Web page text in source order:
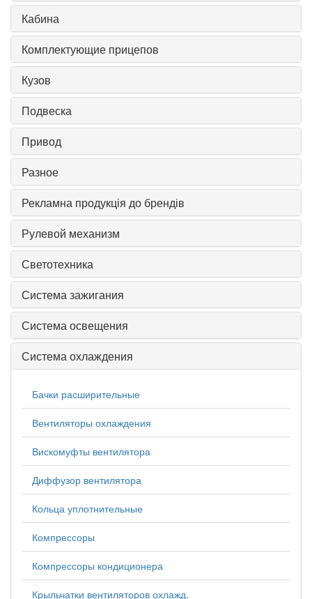
Кабина
Комплектующие прицепов
Кузов
Подвеска
Привод
Разное
Рекламна продукція до брендів
Рулевой механизм
Светотехника
Система зажигания
Система освещения
Система охлаждения
Бачки расширительные
Вентиляторы охлаждения
Вискомуфты вентилятора
Диффузор вентилятора
Кольца уплотнительные
Компрессоры
Компрессоры кондиционера
Крыльчатки вентиляторов охлажд.